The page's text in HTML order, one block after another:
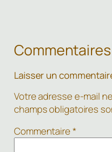
Commentaires
Laisser un
Votre adresse e-mail
champs obligatoires
Commentaire*